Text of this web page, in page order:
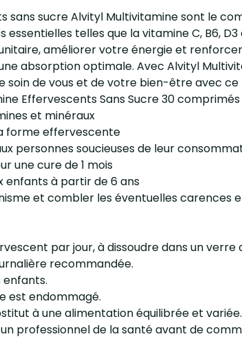
sans sucre Alvityl Multivitamine sont le
essentielles telles que la vitamine C, B6,
améliorer votre énergie et
absorption optimale. Avec Alvityl
soin de vous et de votre bien-être avec ce
Effervescents Sans Sucre 30 comprimés
et minéraux
forme effervescente
personnes soucieuses de leur
une cure de 1 mois
enfants à partir de 6 ans
et combler les éventuelles carences
par jour, à dissoudre dans un verre
recommandée.
est endommagé.
à une alimentation équilibrée et variée.
professionnel de la santé avant de